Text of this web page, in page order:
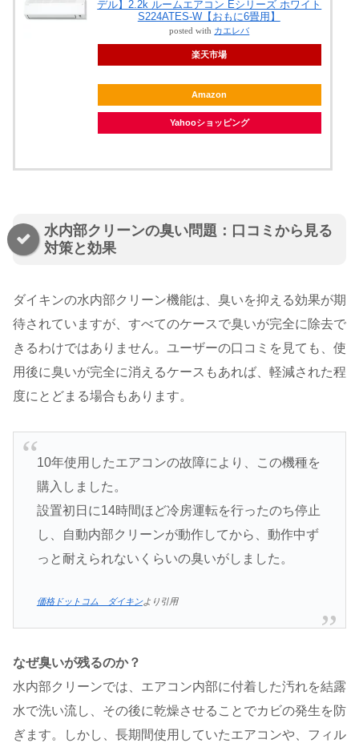
デル】2.2k ルームエアコン Eシリーズ ホワイト
S224ATES-W【おもに6畳用】
posted with カエレバ
楽天市場
Amazon
Yahooショッピング
水内部クリーンの臭い問題：口コミから見る
対策と効果
ダイキンの水内部クリーン機能は、臭いを抑える効果が期
待されていますが、すべてのケースで臭いが完全に除去で
きるわけではありません。ユーザーの口コミを見ても、使
用後に臭いが完全に消えるケースもあれば、軽減された程
度にとどまる場合もあります​​。
10年使用したエアコンの故障により、この機種を
購入しました。
設置初日に14時間ほど冷房運転を行ったのち停止
し、自動内部クリーンが動作してから、動作中ず
っと耐えられないくらいの臭いがしました。
価格ドットコム ダイキンより引用
なぜ臭いが残るのか？
水内部クリーンでは、エアコン内部に付着した汚れを結露
水で洗い流し、その後に乾燥させることでカビの発生を防
ぎます。しかし、長期間使用していたエアコンや、フィル